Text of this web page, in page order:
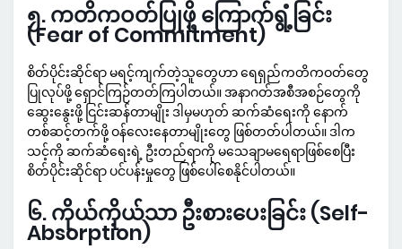
၅. ကတိကဝတ်ပြုဖို့ ကြောက်ရွံ့ခြင်း
(Fear of Commitment)
စိတ်ပိုင်းဆိုင်ရာ မရင့်ကျက်တဲ့သူတွေဟာ ရေရှည်ကတိကဝတ်တွေ
ပြုလုပ်ဖို့ ရှောင်ကြဉ်တတ်ကြပါတယ်။ အနာဂတ်အစီအစဉ်တွေကို
ဆွေးနွေးဖို့ ငြင်းဆန်တာမျိုး ဒါမှမဟုတ် ဆက်ဆံရေးကို နောက်
တစ်ဆင့်တက်ဖို့ ဝန်လေးနေတာမျိုးတွေ ဖြစ်တတ်ပါတယ်။ ဒါက
သင့်ကို ဆက်ဆံရေးရဲ့ ဦးတည်ရာကို မသေချာမရေရာဖြစ်စေပြီး
စိတ်ပိုင်းဆိုင်ရာ ပင်ပန်းမှုတွေ ဖြစ်ပေါ်စေနိုင်ပါတယ်။
၆. ကိုယ်ကိုယ်သာ ဦးစားပေးခြင်း (Self-
Absorption)